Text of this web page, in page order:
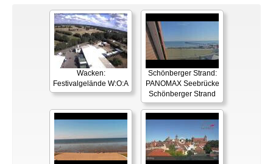
Wacken:
Festivalgelände W:O:A
Schönberger Strand:
PANOMAX Seebrücke
Schönberger Strand